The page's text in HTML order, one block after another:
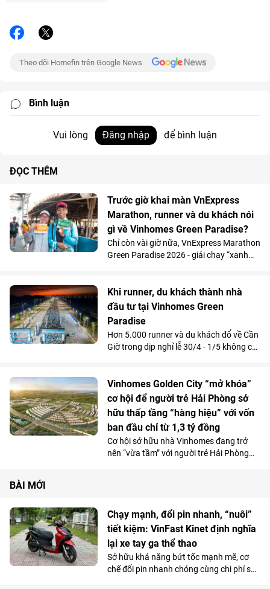
Theo dõi Homefin trên Google News
Bình luận
Vui lòng Đăng nhập để bình luận
ĐỌC THÊM
Trước giờ khai màn VnExpress
Marathon, runner và du khách nói
gì về Vinhomes Green Paradise?
Chỉ còn vài giờ nữa, VnExpress Marathon
Green Paradise 2026 - giải chạy “xanh
vực nhận racekit, khoe dáng tại các điểm
check-in, khám phá những cung đường
thênh thang mà chỉ vài tháng trước còn
là mặt biển, tìm hiểu dự án tại văn phòng
bán hàng… Tất cả tạo nên một bức tranh
vừa náo nhiệt, vừa giàu cảm xúc về một
Khi runner, du khách thành nhà
đầu tư tại Vinhomes Green
Paradise
Hơn 5.000 runner và du khách đổ về Cần
Giờ trong dịp nghỉ lễ 30/4 - 1/5 không chỉ
khác về cơ hội an cư và đầu tư tại siêu đô
thị biển. Khi những bước chân chinh
phục đường chạy xuyên rừng chạm biển
khép lại, nhiều người ở lại lâu hơn để
quan sát và đi đến quyết định xuống tiền
một cách đầy quyết đoán.
Vinhomes Golden City “mở khóa”
cơ hội để người trẻ Hải Phòng sở
hữu thấp tầng “hàng hiệu” với vốn
ban đầu chỉ từ 1,3 tỷ đồng
Cơ hội sở hữu nhà Vinhomes đang trở
nên “vừa tầm” với người trẻ Hải Phòng
không gian sống mới - nơi những người
trẻ có thể tận hưởng chuẩn sống
Vinhomes trong một khu đô thị hiện đại,
giàu tiềm năng khai thác cũng như tăng
giá.
BÀI MỚI
Chạy mạnh, đổi pin nhanh, “nuôi”
tiết kiệm: VinFast Kinet định nghĩa
lại xe tay ga thể thao
Sở hữu khả năng bứt tốc mạnh mẽ, cơ
chế đổi pin nhanh chóng cùng chi phí sử